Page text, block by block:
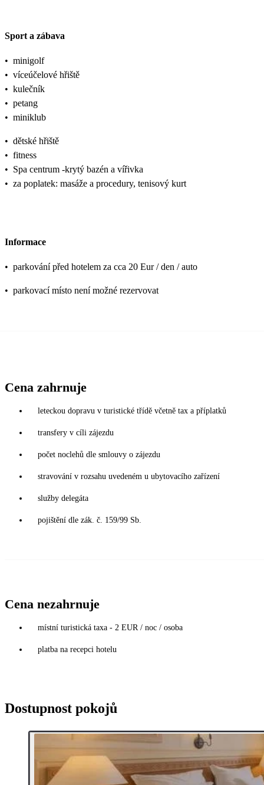
Sport a zábava
• minigolf
• víceúčelové hřiště
• kulečník
• petang
• miniklub
• dětské hřiště
• fitness
• Spa centrum -krytý bazén a vířivka
• za poplatek: masáže a procedury, tenisový kurt
Informace
• parkování před hotelem za cca 20 Eur / den / auto
• parkovací místo není možné rezervovat
Cena zahrnuje
leteckou dopravu v turistické třídě včetně tax a příplatků
transfery v cíli zájezdu
počet noclehů dle smlouvy o zájezdu
stravování v rozsahu uvedeném u ubytovacího zařízení
služby delegáta
pojištění dle zák. č. 159/99 Sb.
Cena nezahrnuje
místní turistická taxa - 2 EUR / noc / osoba
platba na recepci hotelu
Dostupnost pokojů